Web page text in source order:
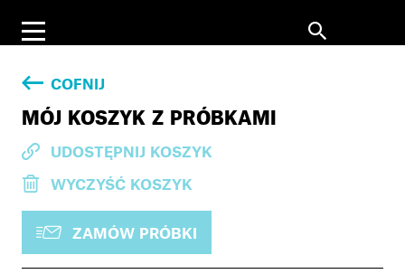
COFNIJ
MÓJ KOSZYK Z PRÓBKAMI
UDOSTĘPNIJ KOSZYK
WYCZYŚĆ KOSZYK
ZAMÓW PRÓBKI